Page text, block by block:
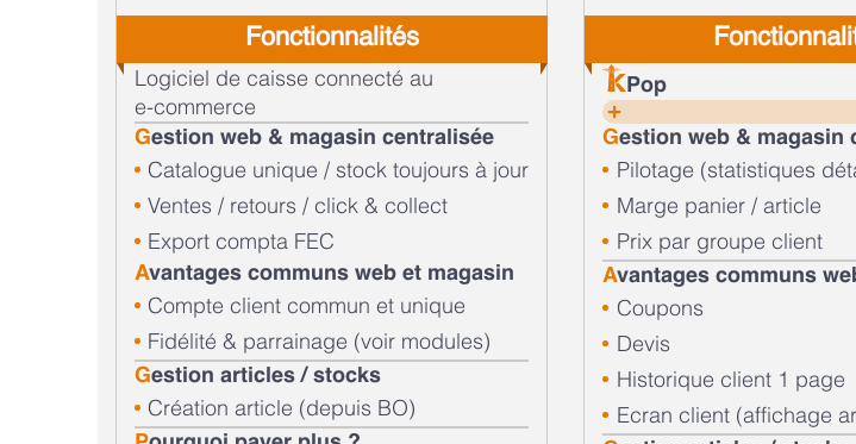
Fonctionnalités
Logiciel de caisse connecté au
e-commerce
Gestion web & magasin centralisée
Catalogue unique / stock toujours à jour
Ventes / retours / click & collect
Export compta FEC
Avantages communs web et magasin
Compte client commun et unique
Fidélité & parrainage (voir modules)
Gestion articles / stocks
Création article (depuis BO)
Pop
Gestion web & magasin
Pilotage (statistiques
Marge panier / article
Prix par groupe client
Avantages communs
Coupons
Devis
Historique client 1 page
Ecran client (affichage